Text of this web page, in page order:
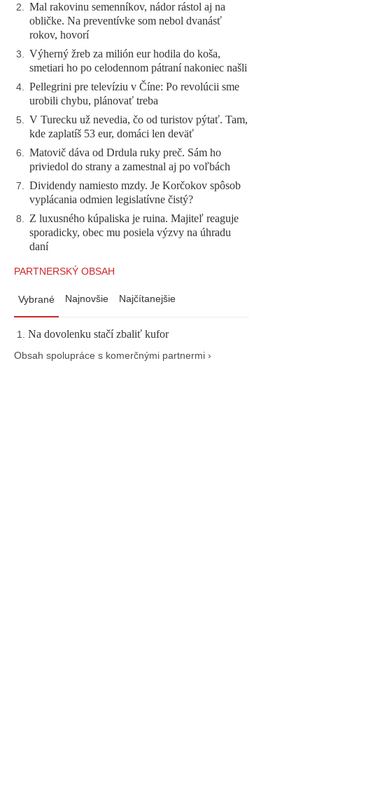
2. Mal rakovinu semenníkov, nádor rástol aj na
obličke. Na preventívke som nebol dvanásť
rokov, hovorí
3. Výherný žreb za milión eur hodila do koša,
smetiari ho po celodennom pátraní nakoniec našli
4. Pellegrini pre televíziu v Číne: Po revolúcii sme
urobili chybu, plánovať treba
5. V Turecku už nevedia, čo od turistov pýtať. Tam,
kde zaplatíš 53 eur, domáci len deväť
6. Matovič dáva od Drdula ruky preč. Sám ho
priviedol do strany a zamestnal aj po voľbách
7. Dividendy namiesto mzdy. Je Korčokov spôsob
vyplácania odmien legislatívne čistý?
8. Z luxusného kúpaliska je ruina. Majiteľ reaguje
sporadicky, obec mu posiela výzvy na úhradu
daní
PARTNERSKÝ OBSAH
Vybrané Najnovšie Najčítanejšie
Na dovolenku stačí zbaliť kufor
Obsah spolupráce s komerčnými partnermi ›